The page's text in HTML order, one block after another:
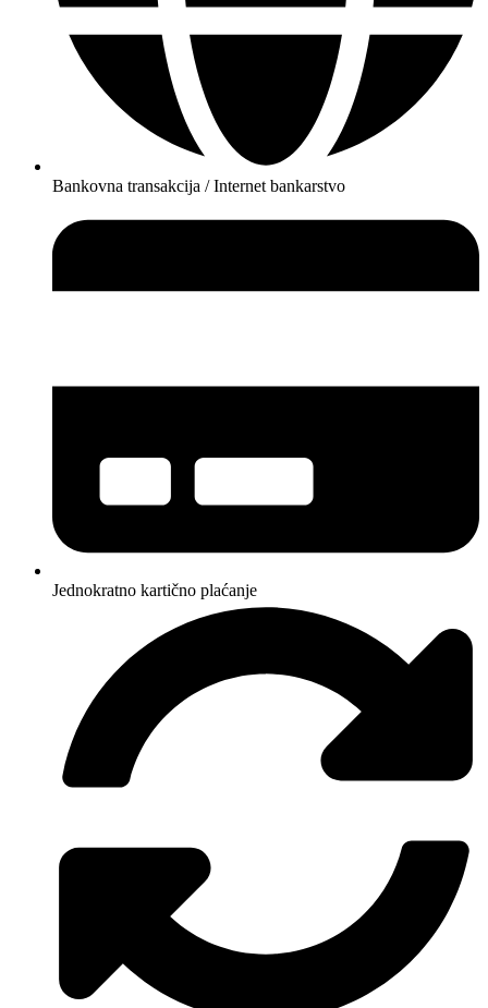
Bankovna transakcija / Internet bankarstvo
Jednokratno kartično plaćanje